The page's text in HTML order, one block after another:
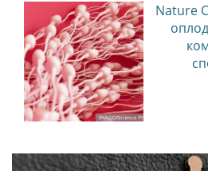
Nature